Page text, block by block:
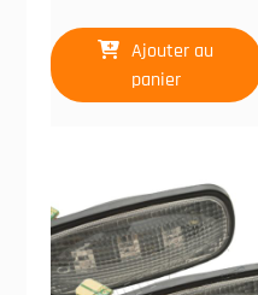
Ajouter au
panier